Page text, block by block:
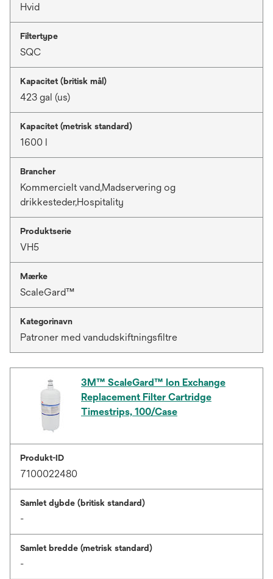
Hvid
Filtertype
SQC
Kapacitet (britisk mål)
423 gal (us)
Kapacitet (metrisk standard)
1600 l
Brancher
Kommercielt vand,Madservering og
drikkesteder,Hospitality
Produktserie
VH5
Mærke
ScaleGard™
Kategorinavn
Patroner med vandudskiftningsfiltre
3M™ ScaleGard™ Ion Exchange
Replacement Filter Cartridge
Timestrips, 100/Case
Produkt-ID
7100022480
Samlet dybde (britisk standard)
-
Samlet bredde (metrisk standard)
-